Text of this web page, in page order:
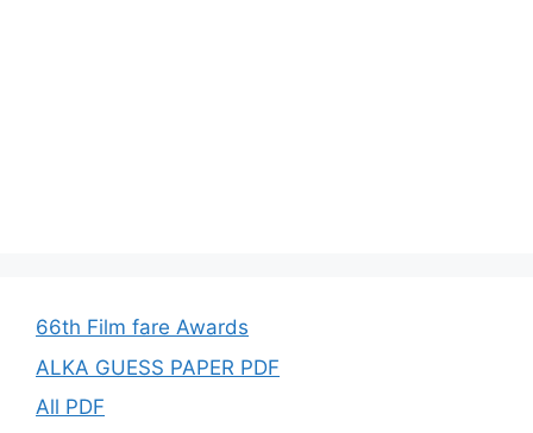
66th Film fare Awards
ALKA GUESS PAPER PDF
All PDF